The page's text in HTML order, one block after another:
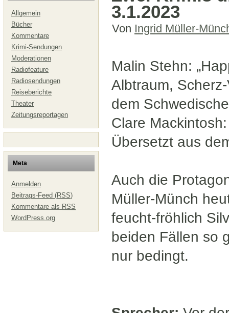
Allgemein
Bücher
Kommentare
Krimi-Sendungen
Moderationen
Radiofeature
Radiosendungen
Reiseberichte
Theater
Zeitungsreportagen
Meta
Anmelden
Beitrags-Feed (RSS)
Kommentare als RSS
WordPress.org
3.1.2023
Von Ingrid Müller-
Malin Stehn:
Albtraum,
dem
Clare
Übersetzt aus
Auch die
Müller-Münch
feucht-fröhlich
beiden Fällen so
nur bedingt.